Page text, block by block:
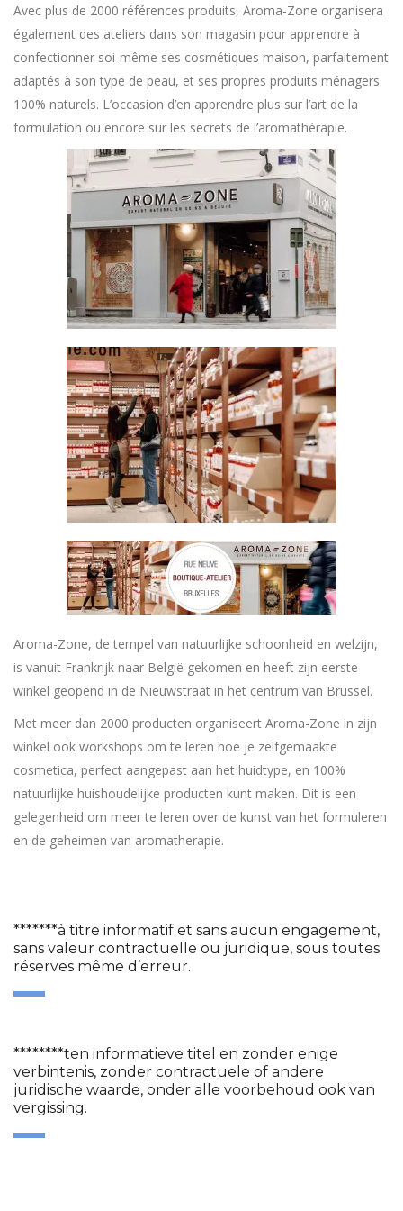
Avec plus de 2000 références produits, Aroma-Zone organisera
également des ateliers dans son magasin pour apprendre à
confectionner soi-même ses cosmétiques maison, parfaitement
adaptés à son type de peau, et ses propres produits ménagers
100% naturels. L’occasion d’en apprendre plus sur l’art de la
formulation ou encore sur les secrets de l’aromathérapie.
Aroma-Zone, de tempel van natuurlijke schoonheid en welzijn,
is vanuit Frankrijk naar België gekomen en heeft zijn eerste
winkel geopend in de Nieuwstraat in het centrum van Brussel.
Met meer dan 2000 producten organiseert Aroma-Zone in zijn
winkel ook workshops om te leren hoe je zelfgemaakte
cosmetica, perfect aangepast aan het huidtype, en 100%
natuurlijke huishoudelijke producten kunt maken. Dit is een
gelegenheid om meer te leren over de kunst van het formuleren
en de geheimen van aromatherapie.
*******à titre informatif et sans aucun engagement,
sans valeur contractuelle ou juridique, sous toutes
réserves même d’erreur.
********ten informatieve titel en zonder enige
verbintenis, zonder contractuele of andere
juridische waarde, onder alle voorbehoud ook van
vergissing.